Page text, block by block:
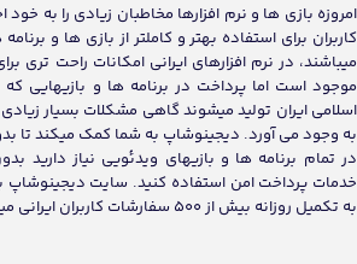
امروزه بازی ها و نرم افزارها مخاطبان زیادی را به
کاربران برای استفاده بهتر و کاملتر از بازی ها و
میباشند، در نرم افزارهای ایرانی امکانات راحت تری
موجود است اما پرداخت در برنامه ها و بازیهایی
اسلامی ایران تولید میشوند گاهی مشکلات بسیار
به وجود می آورد. دیجینوشاپ به شما کمک میکند تا
در تمام برنامه ها و بازیهای ویدئویی نیاز دارید
خدمات پرداخت امن استفاده کنید. سایت دیجینوشاپ
به تکمیل روزانه بیش از 500 سفارشات کاربران ایرانی میباشد.